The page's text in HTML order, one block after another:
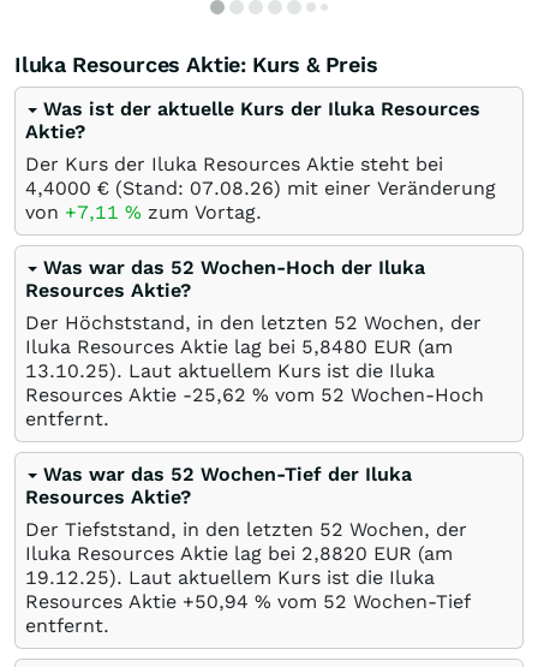
Iluka Resources Aktie: Kurs & Preis
Was ist der aktuelle Kurs der Iluka Resources
Aktie?
Der Kurs der Iluka Resources Aktie steht bei
4,4000 € (Stand: 07.08.26) mit einer Veränderung
von +7,11 % zum Vortag.
Was war das 52 Wochen-Hoch der Iluka
Resources Aktie?
Der Höchststand, in den letzten 52 Wochen, der
Iluka Resources Aktie lag bei 5,8480 EUR (am
13.10.25). Laut aktuellem Kurs ist die Iluka
Resources Aktie -25,62 % vom 52 Wochen-Hoch
entfernt.
Was war das 52 Wochen-Tief der Iluka
Resources Aktie?
Der Tiefststand, in den letzten 52 Wochen, der
Iluka Resources Aktie lag bei 2,8820 EUR (am
19.12.25). Laut aktuellem Kurs ist die Iluka
Resources Aktie +50,94 % vom 52 Wochen-Tief
entfernt.